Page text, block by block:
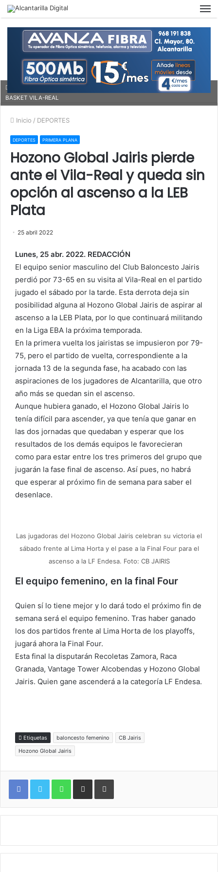
Imagen del partido de ida del Hozono contra el Vila-Real. Foto: ESPORTIU
BASKET VILA-REAL
Inicio / DEPORTES
DEPORTES PRIMERA PLANA
Hozono Global Jairis pierde
ante el Vila-Real y queda sin
opción al ascenso a la LEB
Plata
25 abril 2022
Lunes, 25 abr. 2022. REDACCIÓN
El equipo senior masculino del Club Baloncesto Jairis
perdió por 73-65 en su visita al Vila-Real en el partido
jugado el sábado por la tarde. Esta derrota deja sin
posibilidad alguna al Hozono Global Jairis de aspirar al
ascenso a la LEB Plata, por lo que continuará militando
en la Liga EBA la próxima temporada.
En la primera vuelta los jairistas se impusieron por 79-
75, pero el partido de vuelta, correspondiente a la
jornada 13 de la segunda fase, ha acabado con las
aspiraciones de los jugadores de Alcantarilla, que otro
año más se quedan sin el ascenso.
Aunque hubiera ganado, el Hozono Global Jairis lo
tenía difícil para ascender, ya que tenía que ganar en
las dos jornadas que quedaban y esperar que los
resultados de los demás equipos le favorecieran
como para estar entre los tres primeros del grupo que
jugarán la fase final de ascenso. Así pues, no habrá
que esperar al próximo fin de semana para saber el
desenlace.
Las jugadoras del Hozono Global Jairis celebran su victoria el
sábado frente al Lima Horta y el pase a la Final Four para el
ascenso a la LF Endesa. Foto: CB JAIRIS
El equipo femenino, en la final Four
Quien sí lo tiene mejor y lo dará todo el próximo fin de
semana será el equipo femenino. Tras haber ganado
los dos partidos frente al Lima Horta de los playoffs,
jugará ahora la Final Four.
Esta final la disputarán Recoletas Zamora, Raca
Granada, Vantage Tower Alcobendas y Hozono Global
Jairis. Quien gane ascenderá a la categoría LF Endesa.
Etiquetas baloncesto femenino
CB Jairis
Hozono Global Jairis
WhatsAppCompartir por correo electrónicoImprimir